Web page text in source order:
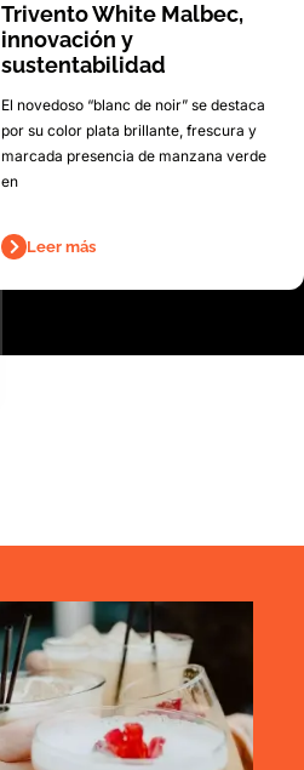
Trivento White Malbec,
innovación y
sustentabilidad
El novedoso “blanc de noir” se destaca
por su color plata brillante, frescura y
marcada presencia de manzana verde
en
Leer más